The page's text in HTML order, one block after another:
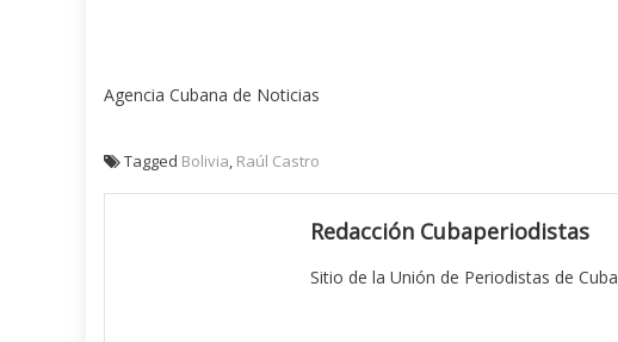
Agencia Cubana de Noticias
Tagged Bolivia, Raúl Castro
Redacción Cubaperiodistas
Sitio de la Unión de Periodistas de Cuba